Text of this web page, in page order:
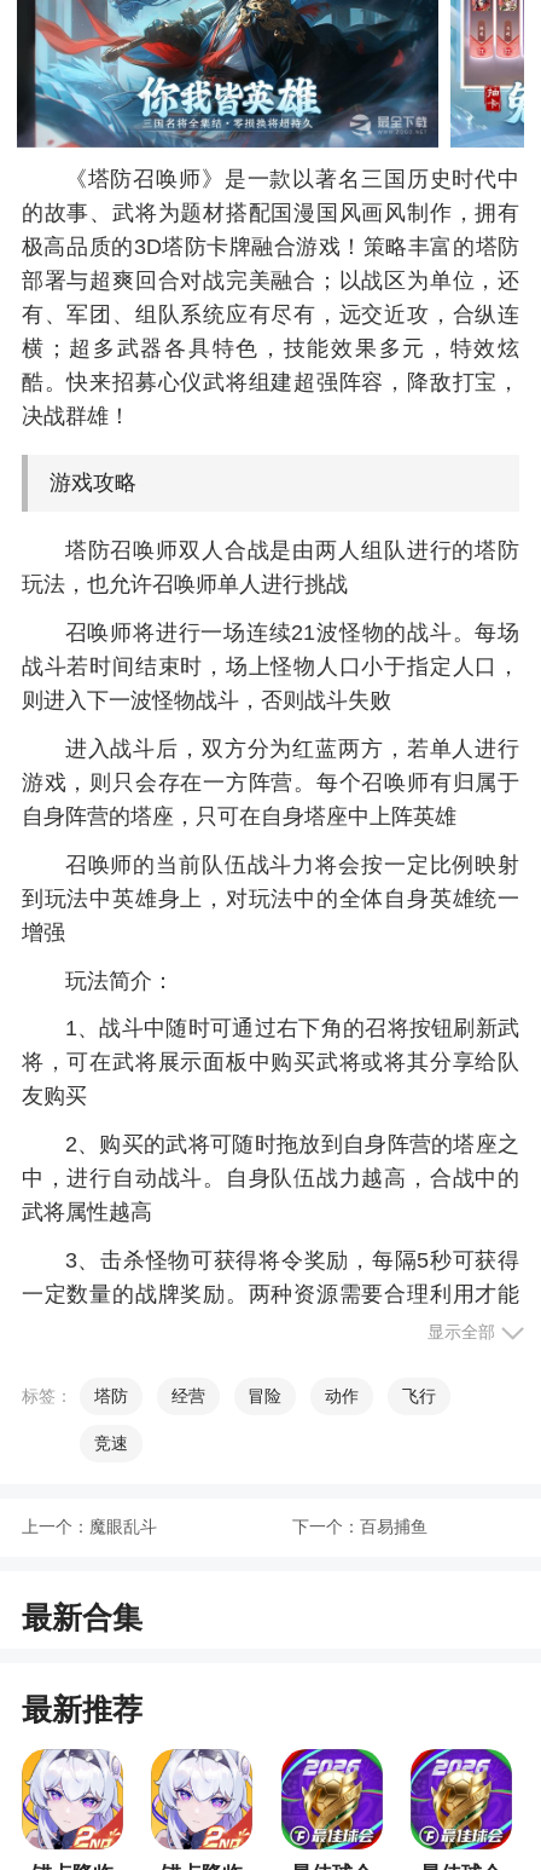
《塔防召唤师》是一款以著名三国历史时代中
的故事、武将为题材搭配国漫国风画风制作，拥有
极高品质的3D塔防卡牌融合游戏！策略丰富的塔防
部署与超爽回合对战完美融合；以战区为单位，还
有、军团、组队系统应有尽有，远交近攻，合纵连
横；超多武器各具特色，技能效果多元，特效炫
酷。快来招募心仪武将组建超强阵容，降敌打宝，
决战群雄！
游戏攻略
塔防召唤师双人合战是由两人组队进行的塔防
玩法，也允许召唤师单人进行挑战
召唤师将进行一场连续21波怪物的战斗。每场
战斗若时间结束时，场上怪物人口小于指定人口，
则进入下一波怪物战斗，否则战斗失败
进入战斗后，双方分为红蓝两方，若单人进行
游戏，则只会存在一方阵营。每个召唤师有归属于
自身阵营的塔座，只可在自身塔座中上阵英雄
召唤师的当前队伍战斗力将会按一定比例映射
到玩法中英雄身上，对玩法中的全体自身英雄统一
增强
玩法简介：
1、战斗中随时可通过右下角的召将按钮刷新武
将，可在武将展示面板中购买武将或将其分享给队
友购买
2、购买的武将可随时拖放到自身阵营的塔座之
中，进行自动战斗。自身队伍战力越高，合战中的
武将属性越高
3、击杀怪物可获得将令奖励，每隔5秒可获得
一定数量的战牌奖励。两种资源需要合理利用才能
物进行挑战，挑战后可获得大量将令与战牌奖励；
召唤怪物存在召唤CD
科技，人口科技可提升上阵人口上限，武魂科技可
6、每波计时结束时，剩余怪物达到上限则战斗
游戏特色
1、游戏中有基于文字的陌生人社交系统，但社
交系统的管理遵循相关法律法规
显示全部
标签： 塔防 经营 冒险 动作 飞行
竞速
上一个： 魔眼乱斗 下一个： 百易捕鱼
最新合集
最新推荐